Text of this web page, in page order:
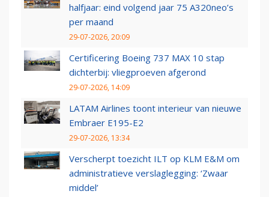
halfjaar: eind volgend jaar 75 A320neo’s
per maand
29-07-2026, 20:09
Certificering Boeing 737 MAX 10 stap
dichterbij: vliegproeven afgerond
29-07-2026, 14:09
LATAM Airlines toont interieur van nieuwe
Embraer E195-E2
29-07-2026, 13:34
Verscherpt toezicht ILT op KLM E&M om
administratieve verslaglegging: ‘Zwaar
middel’